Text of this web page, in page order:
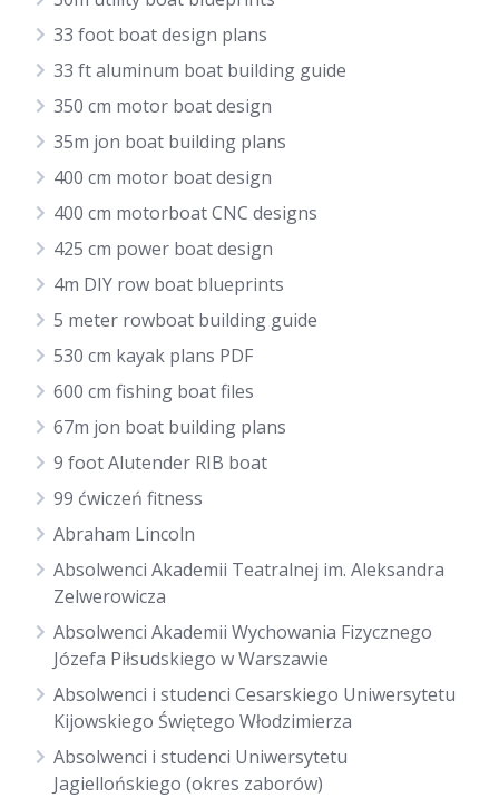
33 foot boat design plans
33 ft aluminum boat building guide
350 cm motor boat design
35m jon boat building plans
400 cm motor boat design
400 cm motorboat CNC designs
425 cm power boat design
4m DIY row boat blueprints
5 meter rowboat building guide
530 cm kayak plans PDF
600 cm fishing boat files
67m jon boat building plans
9 foot Alutender RIB boat
99 ćwiczeń fitness
Abraham Lincoln
Absolwenci Akademii Teatralnej im. Aleksandra
Zelwerowicza
Absolwenci Akademii Wychowania Fizycznego
Józefa Piłsudskiego w Warszawie
Absolwenci i studenci Cesarskiego Uniwersytetu
Kijowskiego Świętego Włodzimierza
Absolwenci i studenci Uniwersytetu
Jagiellońskiego (okres zaborów)